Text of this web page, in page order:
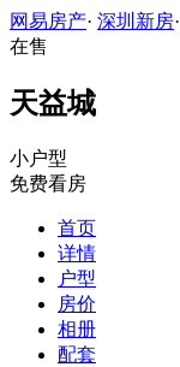
网易房产· 深圳新房·
在售
天益城
小户型
免费看房
首页
详情
户型
房价
相册
配套